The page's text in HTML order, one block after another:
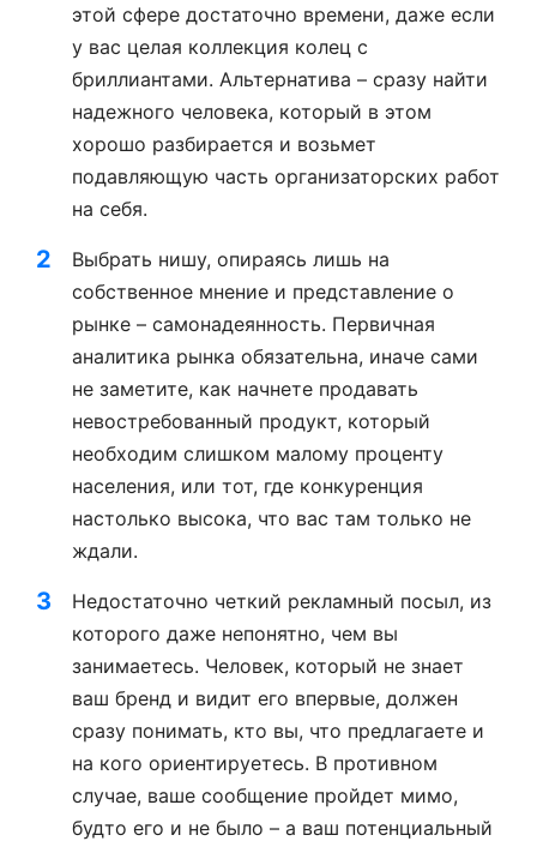
этой сфере достаточно времени, даже если
у вас целая коллекция колец с
бриллиантами. Альтернатива – сразу найти
надежного человека, который в этом
хорошо разбирается и возьмет
подавляющую часть организаторских работ
на себя.
Выбрать нишу, опираясь лишь на
собственное мнение и представление о
рынке – самонадеянность. Первичная
аналитика рынка обязательна, иначе сами
не заметите, как начнете продавать
невостребованный продукт, который
необходим слишком малому проценту
населения, или тот, где конкуренция
настолько высока, что вас там только не
ждали.
Недостаточно четкий рекламный посыл, из
которого даже непонятно, чем вы
занимаетесь. Человек, который не знает
ваш бренд и видит его впервые, должен
сразу понимать, кто вы, что предлагаете и
на кого ориентируетесь. В противном
случае, ваше сообщение пройдет мимо,
будто его и не было – а ваш потенциальный